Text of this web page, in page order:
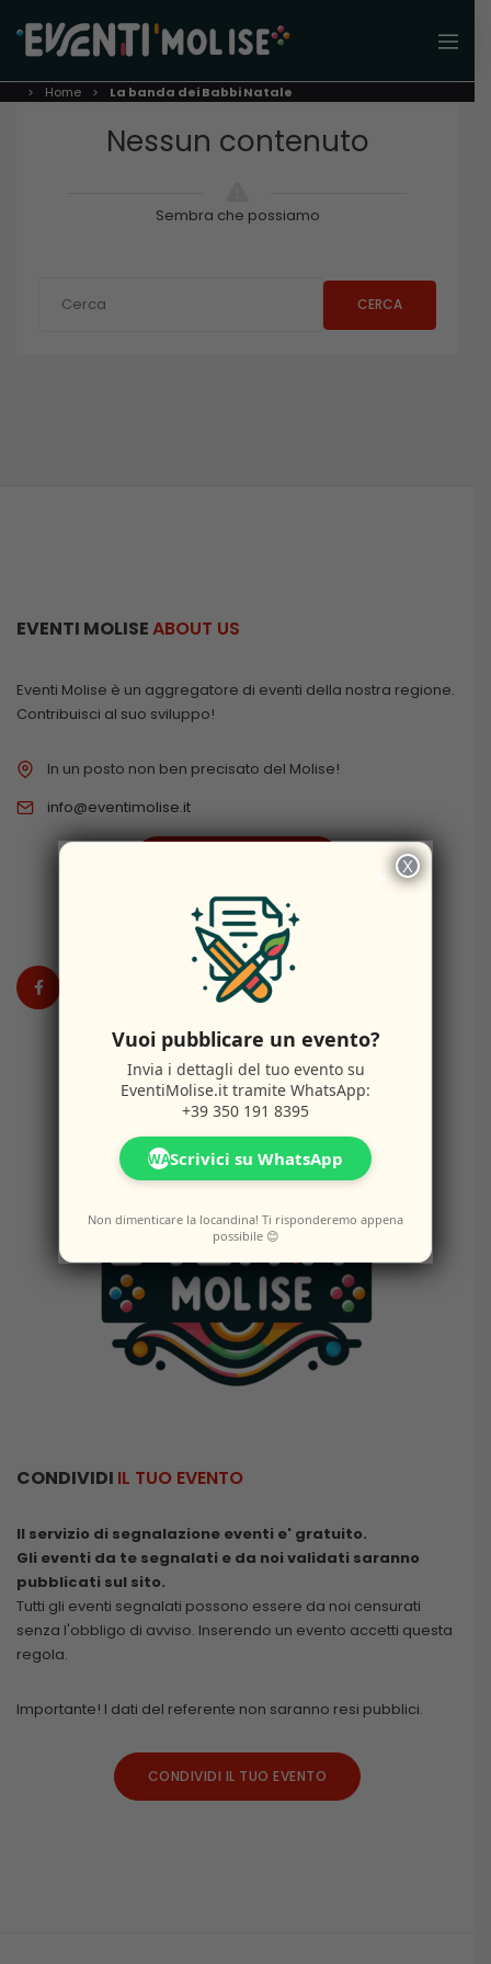
Home La banda dei Babbi Natale
Nessun contenuto
Sembra che possiamo
CERCA
EVENTI MOLISEABOUT US
Eventi Molise è un aggregatore di eventi della nostra regione.
Contribuisci al suo sviluppo!
In un posto non ben precisato del Molise!
info@eventimolise.it
DISCLAIMER
CONDIVIDI IL TUO EVENTO
Il servizio di segnalazione eventi e' gratuito.
Gli eventi da te segnalati e da noi validati saranno
pubblicati sul sito.
Tutti gli eventi segnalati possono essere da noi censurati
senza l'obbligo di avviso. Inserendo un evento accetti questa
regola.
Importante! I dati del referente non saranno resi pubblici.
CONDIVIDI IL TUO EVENTO
×
Vuoi pubblicare un evento?
Invia i dettagli del tuo evento su
EventiMolise.it tramite WhatsApp:
+39 350 191 8395
WAScrivici su WhatsApp
Non dimenticare la locandina! Ti risponderemo appena
possibile 😊
X